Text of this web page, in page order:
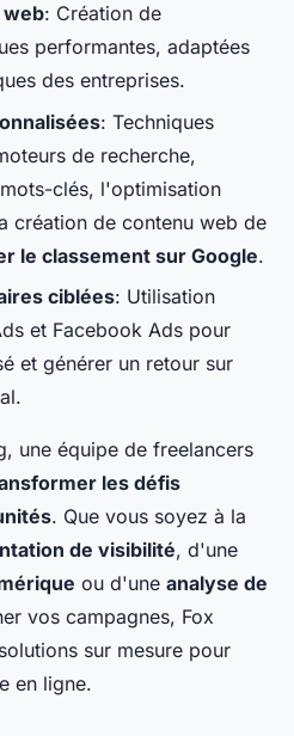
web: Création de
performantes, adaptées
des entreprises.
: Techniques
de recherche,
clés, l'optimisation
création de contenu web de
le classement sur Google.
ciblées: Utilisation
et Facebook Ads pour
et générer un retour sur
une équipe de freelancers
les défis
. Que vous soyez à la
de visibilité, d'une
ou d'une analyse de
vos campagnes, Fox
sur mesure pour
en ligne.